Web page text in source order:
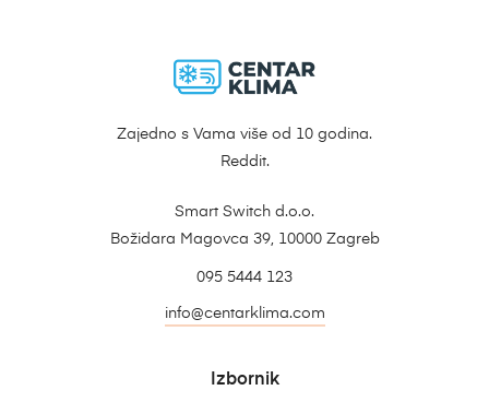
Zajedno s Vama više od 10 godina.
Reddit.
Smart Switch d.o.o.
Božidara Magovca 39, 10000 Zagreb
095 5444 123
info@centarklima.com
Izbornik